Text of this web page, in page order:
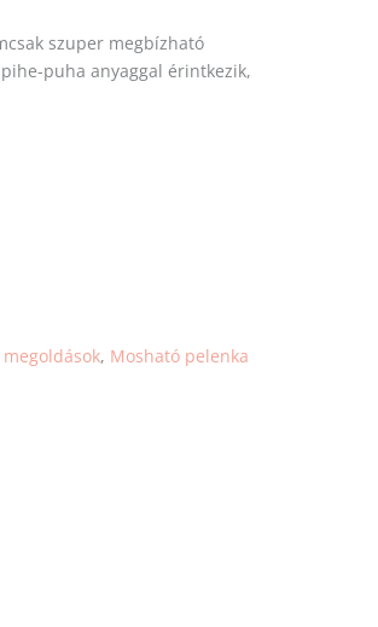
szuper megbízható
puha anyaggal érintkezik,
megoldások, Mosható pelenka